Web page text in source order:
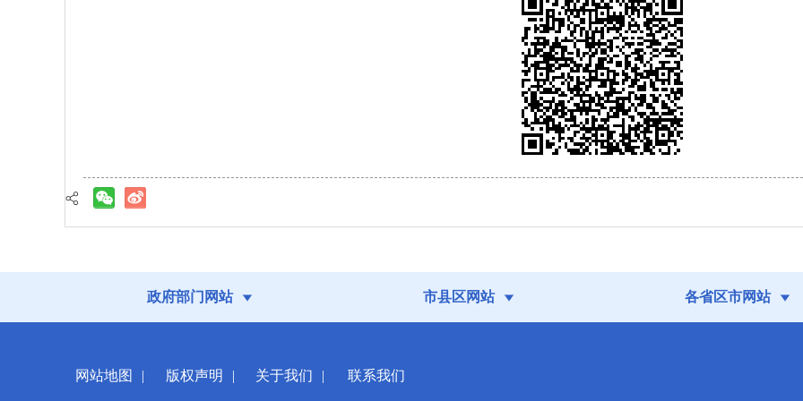
政府部门网站 市县区网站 各省区市网站
网站地图 | 版权声明 | 关于我们 | 联系我们